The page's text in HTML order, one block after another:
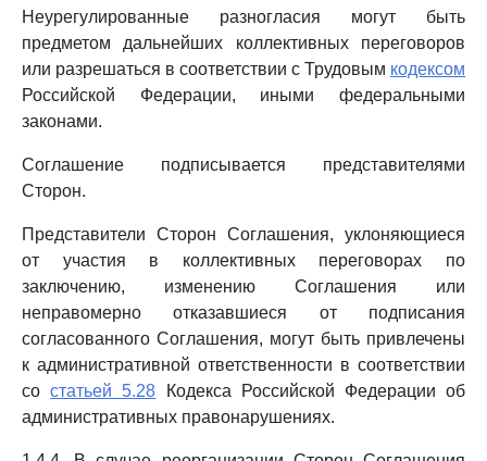
Неурегулированные разногласия могут быть
предметом дальнейших коллективных переговоров
или разрешаться в соответствии с Трудовым кодексом
Российской Федерации, иными федеральными
законами.
Соглашение подписывается представителями
Сторон.
Представители Сторон Соглашения, уклоняющиеся
от участия в коллективных переговорах по
заключению, изменению Соглашения или
неправомерно отказавшиеся от подписания
согласованного Соглашения, могут быть привлечены
к административной ответственности в соответствии
состатьей 5.28 Кодекса Российской Федерации об
административных правонарушениях.